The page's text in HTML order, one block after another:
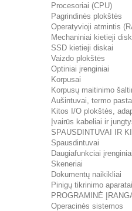
Procesoriai (CPU)
Pagrindinės plokštės
Operatyvioji atmintis
Mechaniniai kietieji
SSD kietieji diskai
Vaizdo plokštės
Optiniai įrenginiai
Korpusai
Korpusų maitinimo
Aušintuvai, termo pasta
Kitos I/O plokštės,
Įvairūs kabeliai ir
SPAUSDINTUVAI IR
Spausdintuvai
Daugiafunkciai įrenginiai
Skeneriai
Dokumentų naikikliai
Pinigų tikrinimo
PROGRAMINĖ
Operacinės sistemos